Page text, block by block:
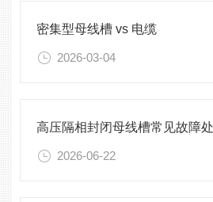
密集型母线槽 vs 电缆
2026-03-04
2026-06-22